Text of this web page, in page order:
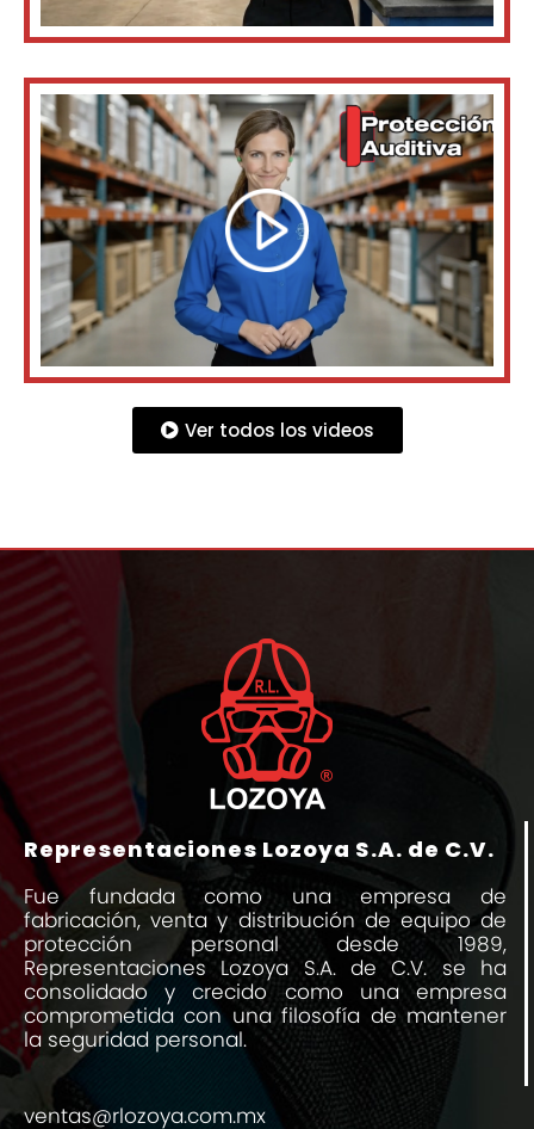
Ver todos los videos
Representaciones Lozoya S.A. de C.V.
Fue fundada como una empresa de
fabricación, venta y distribución de equipo de
protección personal desde 1989,
Representaciones Lozoya S.A. de C.V. se ha
consolidado y crecido como una empresa
comprometida con una filosofía de mantener
la seguridad personal.
ventas@rlozoya.com.mx